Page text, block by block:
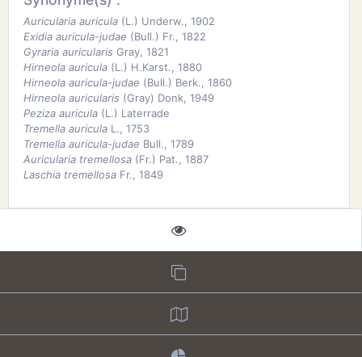
Auricularia auricula(L.) Underw., 1902
Exidia auricula-judae (Bull.) Fr., 1822
Gyraria auricularis Gray, 1821
Hirneola auricula(L.) H.Karst., 1880
Hirneola auricula-judae (Bull.) Berk., 1860
Hirneola auricularis (Gray) Donk, 1949
Peziza auricula(L.) Laterrade
Tremella auriculaL., 1753
Tremella auricula-judae Bull., 1789
Auricularia tremellosa(Fr.) Pat., 1887
Laschia tremellosaFr., 1849